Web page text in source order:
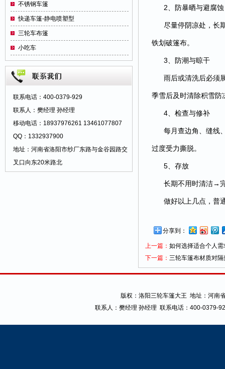
2、防暴晒与避腐蚀
尽量停阴凉处，长
铁划破篷布。
3、防潮与晾干
雨后或清洗后必须
季雪后及时清除积雪防
4、检查与修补
每月查边角、缝线
过度受力撕脱。
5、存放
长期不用时清洁→
做好以上几点，普
分享到：
上一篇： 如何选择适合个人
下一篇： 三轮车篷布材质对
货折叠车。4、座椅休闲车5、特殊车型 可
另外提供：样车、样图、规格数据另行设
计。
不锈钢车篷
快递车篷-静电喷塑型
三轮车布篷
小吃车
联系电话：400-0379-929
联系人：樊经理 孙经理
移动电话：18937976261 13461077807
QQ：1332937900
地址：河南省洛阳市纱厂东路与金谷园路交
叉口向东20米路北
版权： 洛阳三轮车篷大王 地址：河南
联系人：樊经理 孙经理 联系电话：400-0379-